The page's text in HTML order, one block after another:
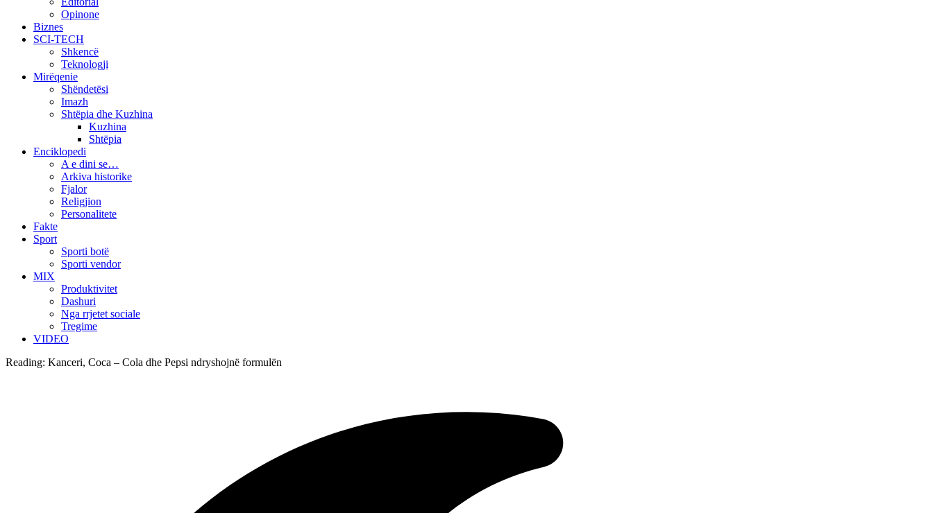
Opinone
Biznes
SCI-TECH
Shkencë
Teknologji
Mirëqenie
Shëndetësi
Imazh
Shtëpia dhe Kuzhina
Kuzhina
Shtëpia
Enciklopedi
A e dini se…
Arkiva historike
Fjalor
Religjion
Personalitete
Fakte
Sport
Sporti botë
Sporti vendor
MIX
Produktivitet
Dashuri
Nga rrjetet sociale
Tregime
VIDEO
Reading: Kanceri, Coca – Cola dhe Pepsi ndryshojnë formulën